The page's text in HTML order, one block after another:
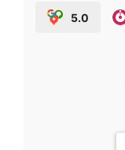
5.0